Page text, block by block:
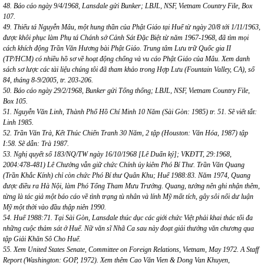
48. Báo cáo ngày 9/4/1968, Lansdale gửi Bunker; LBJL, NSF, Vietnam Country File, Box
107.
49. Thiếu tá Nguyễn Mâu, một hung thần của Phật Giáo tại Huế từ ngày 20/8 tới 1/11/1963,
được khôi phục làm Phụ tá Chánh sở Cảnh Sát Đặc Biệt từ năm 1967-1968, đã tìm mọi
cách khích động Trần Văn Hương bài Phật Giáo. Trung tâm Lưu trữ Quốc gia II
(TP/HCM) có nhiều hồ sơ về hoạt động chống và vu cáo Phật Giáo của Mâu. Xem danh
sách sơ lược các tài liệu chúng tôi đã tham khảo trong Hợp Lưu (Fountain Valley, CA), số
84, tháng 8-9/2005, tr. 203-206.
50. Báo cáo ngày 29/2/1968, Bunker gửi Tổng thống; LBJL, NSF, Vietnam Country File,
Box 105.
51. Nguyễn Văn Linh, Thành Phố Hồ Chí Minh 10 Năm (Sài Gòn: 1985) tr. 51. Sẽ viết tắt:
Linh 1985.
52. Trần Văn Trà, Kết Thúc Chiến Tranh 30 Năm, 2 tập (Houston: Văn Hóa, 1987) tập
I:58. Sẽ dẫn: Trà 1987.
53. Nghị quyết số 183/NQ/TW ngày 16/10/1968 [Lê Duẩn ký]; VKĐTT, 29:1968,
2004:478-481) Lê Chưởng vẫn giữ chức Chính ủy kiêm Phó Bí Thư. Trần Văn Quang
(Trần Khắc Kính) chỉ còn chức Phó Bí thư Quân Khu; Huế 1988:83. Năm 1974, Quang
được điều ra Hà Nội, làm Phó Tổng Tham Mưu Trưởng. Quang, tưởng nên ghi nhận thêm,
từng là tác giả một báo cáo về tình trạng tù nhân và lính Mỹ mất tích, gây sôi nổi dư luận
Mỹ một thời vào đầu thập niên 1990.
54. Huế 1988:71. Tại Sài Gòn, Lansdale thúc dục các giới chức Việt phải khai thác tối đa
những cuộc thảm sát ở Huế. Nữ văn sĩ Nhã Ca sau này đoạt giải thưởng văn chương qua
tập Giải Khăn Sô Cho Huế.
55. Xem United States Senate, Committee on Foreign Relations, Vietnam, May 1972. A Staff
Report (Washington: GOP, 1972). Xem thêm Cao Văn Vien & Dong Van Khuyen,